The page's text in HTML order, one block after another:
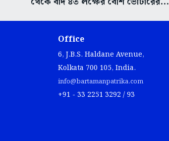
Office
6, J.B.S. Haldane Avenue,
Kolkata 700 105, India.
info@bartamanpatrika.com
+91 - 33 2251 3292 / 93